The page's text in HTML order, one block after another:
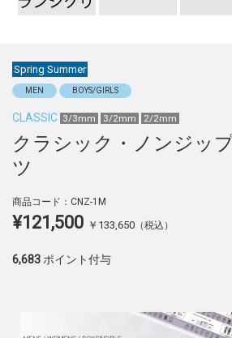
Spring Summer
MEN BOYS/GIRLS
CLASSIC 3/3mm 3/2mm 2/2mm
クラシック・ノンジッ
ツ
商品コード： CNZ-1M
¥121,500 ￥ 133,650 （税込）
6,683ポイント付与